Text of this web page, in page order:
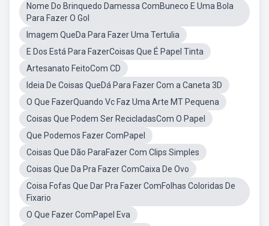
Nome Do Brinquedo Damessa ComBuneco E Uma Bola
Para Fazer O Gol
Imagem QueDa Para Fazer Uma Tertulia
E Dos Está Para FazerCoisas Que É Papel Tinta
Artesanato FeitoCom CD
Ideia De Coisas QueDá Para Fazer Com a Caneta 3D
O Que FazerQuando Vc Faz Uma Arte MT Pequena
Coisas Que Podem Ser RecicladasCom O Papel
Que Podemos Fazer ComPapel
Coisas Que Dão ParaFazer Com Clips Simples
Coisas Que Da Pra Fazer ComCaixa De Ovo
Coisa Fofas Que Dar Pra Fazer ComFolhas Coloridas De
Fixario
O Que Fazer ComPapel Eva